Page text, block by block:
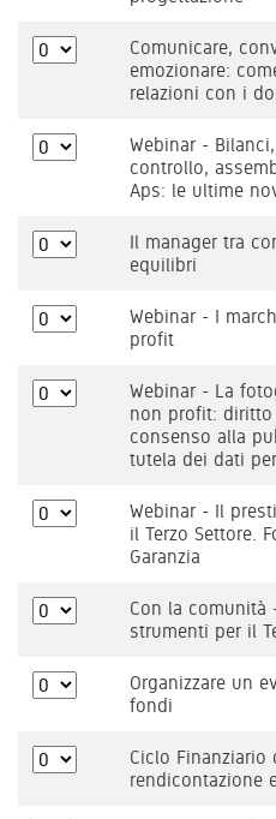
Comunicare,
emozionare:
relazioni con i
Webinar -
controllo,
Aps: le ultime
Il manager tra
equilibri
Webinar - I
profit
Webinar - La
non profit: diritto
consenso alla
tutela dei dati
Webinar - Il
il Terzo Settore.
Garanzia
Con la comunità
strumenti per il
Organizzare un
fondi
Ciclo Finanziario
rendicontazione